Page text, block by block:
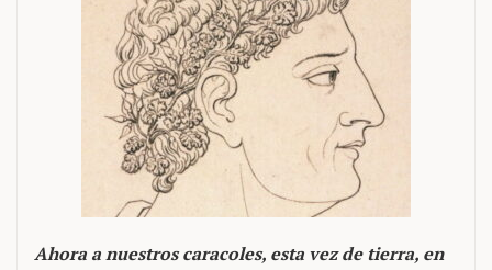
Ahora a nuestros caracoles, esta vez de tierra, en